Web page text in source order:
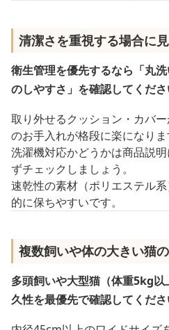
清潔さを重視する場合に
衛生管理を優先するなら「丸
のしやすさ」を確認してくださ
取り外せるクッション・カバ
のお手入れが格段に楽になりま
洗濯機対応かどうかは商品説
ずチェックしましょう。
速乾性の素材（ポリエステル
的に保ちやすいです。
複数飼いや体の大きい猫
多頭飼いや大型猫（体重5kg
久性を最優先で確認してくださ